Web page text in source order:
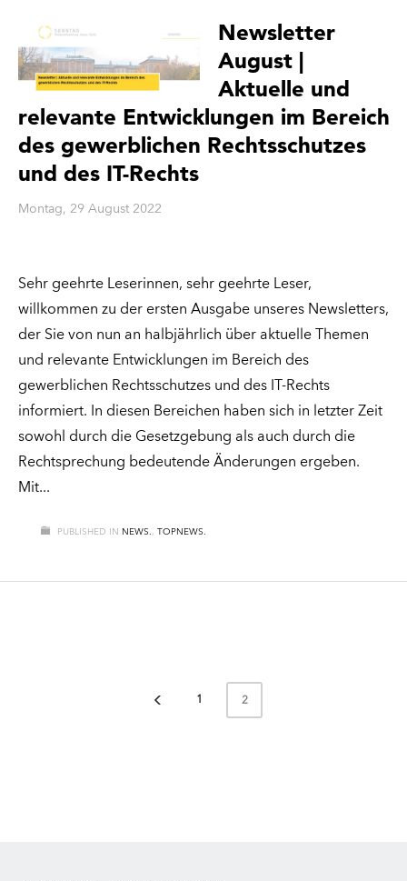
Newsletter
August |
Aktuelle und
relevante Entwicklungen im Bereich
des gewerblichen Rechtsschutzes
und des IT-Rechts
Montag, 29 August 2022
Sehr geehrte Leserinnen, sehr geehrte Leser,
willkommen zu der ersten Ausgabe unseres Newsletters,
der Sie von nun an halbjährlich über aktuelle Themen
und relevante Entwicklungen im Bereich des
gewerblichen Rechtsschutzes und des IT-Rechts
informiert. In diesen Bereichen haben sich in letzter Zeit
sowohl durch die Gesetzgebung als auch durch die
Rechtsprechung bedeutende Änderungen ergeben.
Mit
PUBLISHED IN NEWS. , TOPNEWS.
1 2